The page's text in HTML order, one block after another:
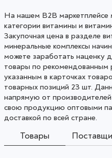
На нашем B2B маркетплейсе
категории витамины и
Закупочная цена в разделе
минеральные комплексы
можете заработать наценку
товары по
указанным в карточках
товарных позиций 23 шт.
напрямую от
свою продукцию оптовыми
доставкой по всей стране.
Товары